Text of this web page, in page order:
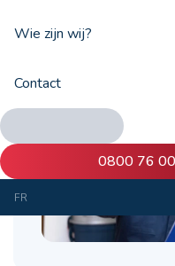
Wie zijn wij?
Contact
0800 76
FR
Het is belangrijk
te laten
uw installatie te
wanneer en hoe u te